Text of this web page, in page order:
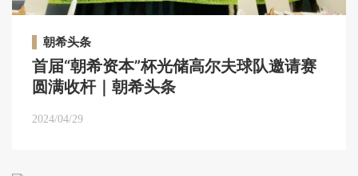
朝希头条
首届“朝希资本”杯光储高尔夫球队邀请赛
圆满收杆｜朝希头条
2024/04/29